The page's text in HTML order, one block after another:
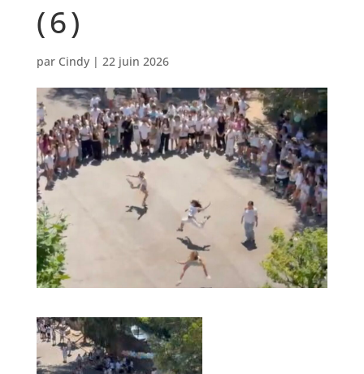
(6)
par Cindy| 22 juin 2026